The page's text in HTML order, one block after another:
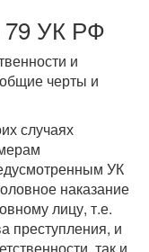
79 УК РФ
и
черты и
случаях
УК
наказание
лицу, т.е.
преступления, и